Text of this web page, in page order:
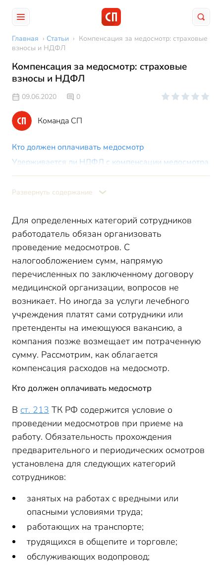
Главная › Статьи › Компенсация за медосмотр: страховые
взносы и НДФЛ
Компенсация за медосмотр: страховые
взносы и НДФЛ
09.06.2020 0
Команда СП
Кто должен оплачивать медосмотр
Удерживается ли НДФЛ с компенсации медосмотра
Пример
Облагается ли компенсация за медосмотр
Пример
Развернуть содержание
Для определенных категорий сотрудников
работодатель обязан организовать
проведение медосмотров. С
налогообложением сумм, напрямую
перечисленных по заключенному договору
медицинской организации, вопросов не
возникает. Но иногда за услуги лечебного
учреждения платят сами сотрудники или
претенденты на имеющуюся вакансию, а
компания позже возмещает им потраченную
сумму. Рассмотрим, как облагается
компенсация расходов на медосмотр.
Кто должен оплачивать медосмотр
В ст. 213 ТК РФ содержится условие о
проведении медосмотров при приеме на
работу. Обязательность прохождения
предварительного и периодических осмотров
установлена для следующих категорий
сотрудников:
занятых на работах с вредными или
опасными условиями труда;
работающих на транспорте;
трудящихся в общепите и торговле;
обслуживающих водопровод;